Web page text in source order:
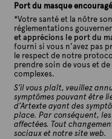
Port du masque
*Votre santé et la nôtre
réglementations
et apprécions le port du
fourni si vous n’avez pas
le respect de notre
prendre soin de vous et
complexes.
S’il vous plaît, veuillez
symptômes pouvant être
d’Artexte ayant des
place. Par conséquent,
affectées. Tout
sociaux et notre site web.